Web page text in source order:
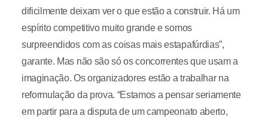
dificilmente deixam ver o que estão a construir. Há um
espírito competitivo muito grande e somos
surpreendidos com as coisas mais estapafúrdias”,
garante. Mas não são só os concorrentes que usam a
imaginação. Os organizadores estão a trabalhar na
reformulação da prova. “Estamos a pensar seriamente
em partir para a disputa de um campeonato aberto,